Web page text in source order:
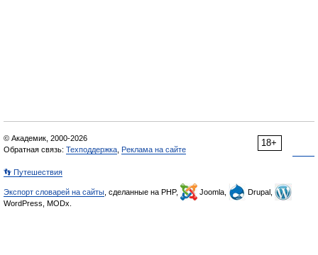
18+
© Академик, 2000-2026
Обратная связь: Техподдержка Реклама на сайте
👣 Путешествия
Экспорт словарей на сайты , сделанные на PHP, Joomla,
Drupal,
WordPress, MODx.